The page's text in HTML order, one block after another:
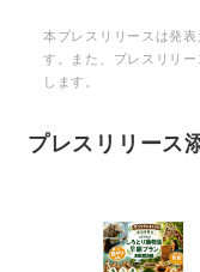
本プレスリリースは発
す。また、プレスリリ
します。
プレスリリース